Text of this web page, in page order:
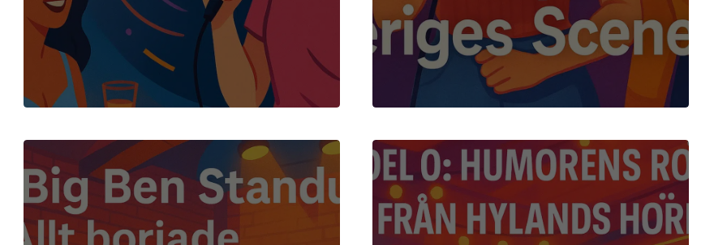
skrattet. Fritte Fritzson
har gått från att räkna
på universums lagar till
att utforska humorns
mysterier. Som komiker,
och medgrundare till
Oslipat har han blivit en
bro mellan det smarta
och det roliga – och en av
Sveriges mest
Elinor Svensson en av
Sveriges mest
inflytelserika komiker.
Med sin skånska tajming,
orädda satir och
har hon gjort upp med
både patriarkatet och
publikens förväntningar.
Det här är historien om
hur Elinor gick från lokal